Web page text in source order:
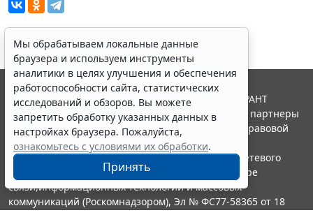
Мы обрабатываем локальные данные
браузера и используем инструменты
аналитики в целях улучшения и обеспечения
работоспособности сайта, статистических
исследований и обзоров. Вы можете
запретить обработку указанных данных в
настройках браузера. Пожалуйста,
ознакомьтесь с условиями их обработки.
Принять
© ООО "НПП "ГАРАНТ-СЕРВИС", 2026. Система ГАРАНТ
выпускается с 1990 года. Компания "Гарант" и ее партнеры
являются участниками Российской ассоциации правовой
информации ГАРАНТ.
Портал ГАРАНТ.РУ зарегистрирован в качестве сетевого
издания Федеральной службой по надзору в сфере
связи,информационных технологий и массовых
коммуникаций (Роскомнадзором), Эл № ФС77-58365 от 18